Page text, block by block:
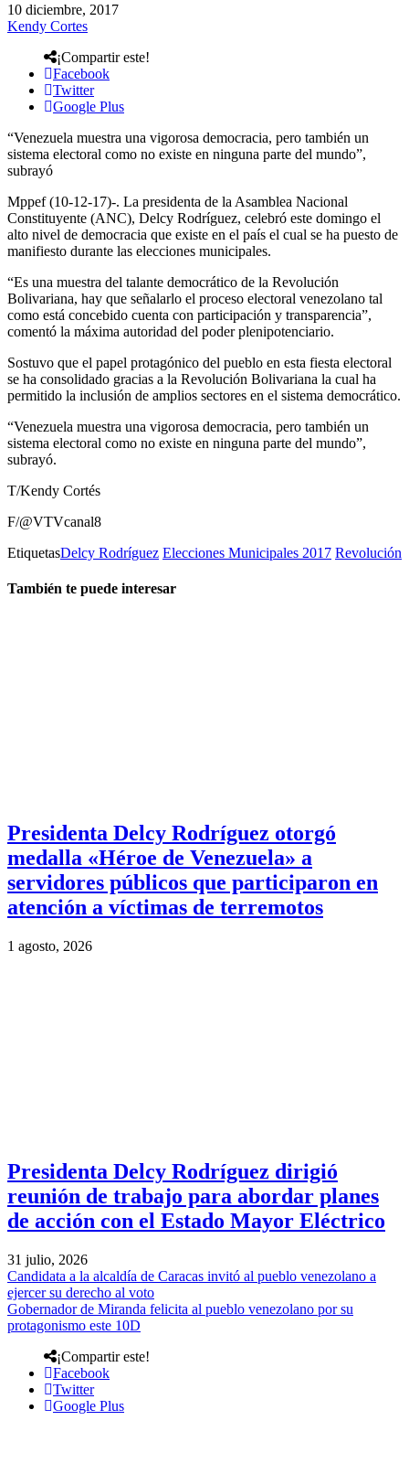
10 diciembre, 2017
Kendy Cortes
¡Compartir este!
Facebook
Twitter
Google Plus
“Venezuela muestra una vigorosa democracia, pero también un
sistema electoral como no existe en ninguna parte del mundo”,
subrayó
Mppef (10-12-17)-. La presidenta de la Asamblea Nacional
Constituyente (ANC), Delcy Rodríguez, celebró este domingo el
alto nivel de democracia que existe en el país el cual se ha puesto de
manifiesto durante las elecciones municipales.
“Es una muestra del talante democrático de la Revolución
Bolivariana, hay que señalarlo el proceso electoral venezolano tal
como está concebido cuenta con participación y transparencia”,
comentó la máxima autoridad del poder plenipotenciario.
Sostuvo que el papel protagónico del pueblo en esta fiesta electoral
se ha consolidado gracias a la Revolución Bolivariana la cual ha
permitido la inclusión de amplios sectores en el sistema democrático.
“Venezuela muestra una vigorosa democracia, pero también un
sistema electoral como no existe en ninguna parte del mundo”,
subrayó.
T/Kendy Cortés
F/@VTVcanal8
EtiquetasDelcy Rodríguez Elecciones Municipales 2017 Revolución
También te puede interesar
Presidenta Delcy Rodríguez otorgó
medalla «Héroe de Venezuela» a
servidores públicos que participaron en
atención a víctimas de terremotos
1 agosto, 2026
Presidenta Delcy Rodríguez dirigió
reunión de trabajo para abordar planes
de acción con el Estado Mayor Eléctrico
31 julio, 2026
Candidata a la alcaldía de Caracas invitó al pueblo venezolano a
ejercer su derecho al voto
Gobernador de Miranda felicita al pueblo venezolano por su
protagonismo este 10D
¡Compartir este!
Facebook
Twitter
Google Plus